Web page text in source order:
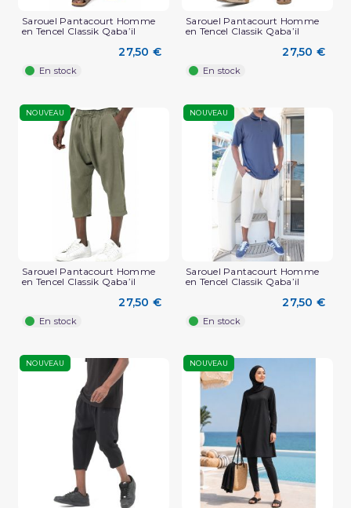
Sarouel Pantacourt Homme
en Tencel Classik Qaba’il
27,50 €
En stock
Sarouel Pantacourt Homme
en Tencel Classik Qaba’il
27,50 €
En stock
NOUVEAU
Sarouel Pantacourt Homme
en Tencel Classik Qaba’il
27,50 €
En stock
NOUVEAU
Sarouel Pantacourt Homme
en Tencel Classik Qaba’il
27,50 €
En stock
NOUVEAU NOUVEAU